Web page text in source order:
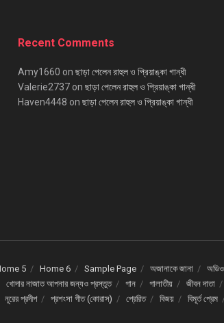
Recent Comments
Amy1660 on ছাড়া পেলেন রাহুল ও প্রিয়াঙ্কা গান্ধী
Valerie2737 on ছাড়া পেলেন রাহুল ও প্রিয়াঙ্কা গান্ধী
Haven4448 on ছাড়া পেলেন রাহুল ও প্রিয়াঙ্কা গান্ধী
5 Home 6 Sample Page অজানাকে জানা
খোদার নাজাত আপনার জন্যও প্রস্তুত গান গালাতীয় জীবন দাতা
নূরের প্রদীপ প্রশংসা গীত (কোরাস্) প্রেরিত বিজয় বিমূর্ত প্রেম